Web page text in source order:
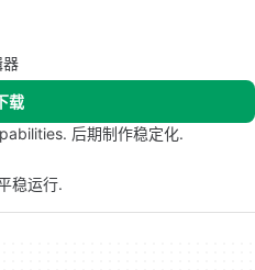
器
载
后期制作稳定化.
稳运行.